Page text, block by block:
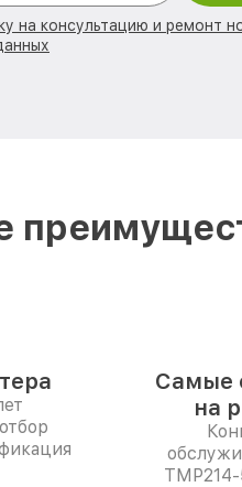
на консультацию и ремонт
Самые
на